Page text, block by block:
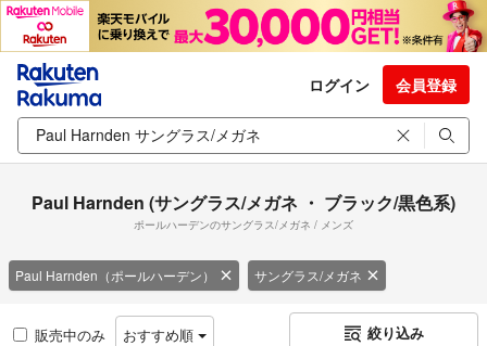
ログイン 会員登録
Paul Harnden (サングラス/メガネ ・ ブラック/黒色系)
ポールハーデンのサングラス/メガネ / メンズ
Paul Harnden（ポールハーデン） サングラス/メガネ
販売中のみ おすすめ順 絞り込み